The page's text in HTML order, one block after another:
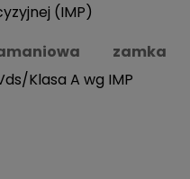
(IMP)
zamka
Klasa A wg IMP